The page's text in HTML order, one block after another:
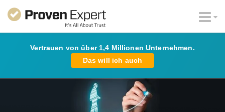
Vertrauen von über 1,4 Millionen Unternehmen.
Das will ich auch